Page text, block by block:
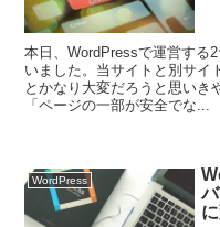
本日、WordPressで運営する
いました。当サイトと別サイ
とかなり大変だろうと思いき
「ページの一部が安全でな...
WordPress